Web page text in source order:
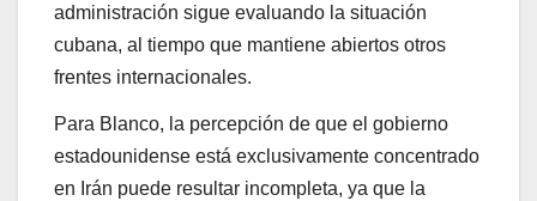
administración sigue evaluando la situación
cubana, al tiempo que mantiene abiertos otros
frentes internacionales.
Para Blanco, la percepción de que el gobierno
estadounidense está exclusivamente concentrado
en Irán puede resultar incompleta, ya que la